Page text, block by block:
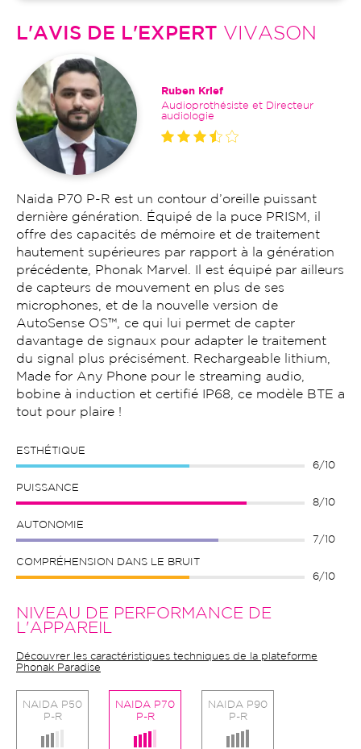
L'AVIS DE L'EXPERT VIVASON
Ruben Krief
Audioprothésiste et Directeur
audiologie
Naida P70 P-R est un contour d’oreille puissant
dernière génération. Équipé de la puce PRISM, il
offre des capacités de mémoire et de traitement
hautement supérieures par rapport à la génération
précédente, Phonak Marvel. Il est équipé par ailleurs
de capteurs de mouvement en plus de ses
microphones, et de la nouvelle version de
AutoSense OS™, ce qui lui permet de capter
davantage de signaux pour adapter le traitement
du signal plus précisément. Rechargeable lithium,
Made for Any Phone pour le streaming audio,
bobine à induction et certifié IP68, ce modèle BTE a
tout pour plaire !
ESTHÉTIQUE
6/10
PUISSANCE
8/10
AUTONOMIE
7/10
COMPRÉHENSION DANS LE BRUIT
6/10
NIVEAU DE PERFORMANCE DE
L'APPAREIL
Découvrer les caractéristiques techniques de la plateforme
Phonak Paradise
NAIDA P50
P-R
NAIDA P70
P-R
NAIDA P90
P-R